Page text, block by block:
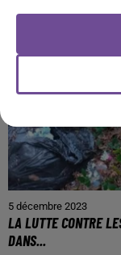
5 décembre 2023
LA LUTTE CONTRE
DANS...